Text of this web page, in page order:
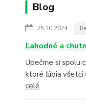
Blog
25.10.2024
Ľahodné a
Upečme si spolu
ktoré ľúbia všetci
celé